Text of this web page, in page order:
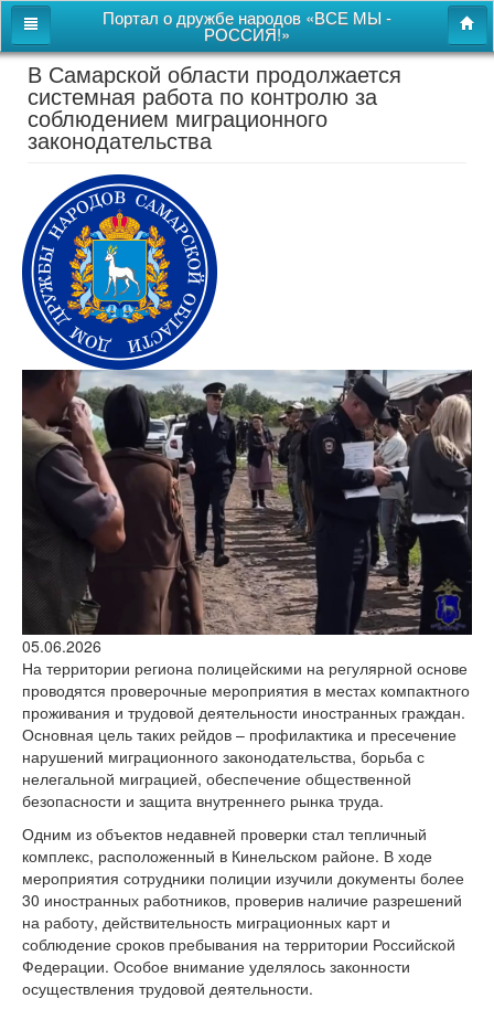
Портал о дружбе народов «ВСЕ МЫ -
РОССИЯ!»
Главная
Дом дружбы народов
СВОи
Этнокультурная карта
Казачий центр
Детям
Видео
Поиск
Карта сайта
Перейти к полной
версии сайта
В Самарской области продолжается
системная работа по контролю за
соблюдением миграционного
законодательства
05.06.2026
На территории региона полицейскими на регулярной основе
проводятся проверочные мероприятия в местах компактного
проживания и трудовой деятельности иностранных граждан.
Основная цель таких рейдов – профилактика и пресечение
нарушений миграционного законодательства, борьба с
нелегальной миграцией, обеспечение общественной
безопасности и защита внутреннего рынка труда.
Одним из объектов недавней проверки стал тепличный
комплекс, расположенный в Кинельском районе. В ходе
мероприятия сотрудники полиции изучили документы более
30 иностранных работников, проверив наличие разрешений
на работу, действительность миграционных карт и
соблюдение сроков пребывания на территории Российской
Федерации. Особое внимание уделялось законности
осуществления трудовой деятельности.